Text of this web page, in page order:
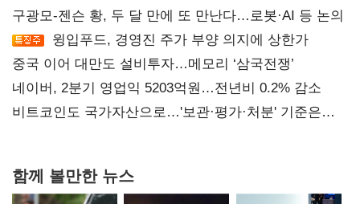
구광모-젠슨 황, 두 달 만에 또 만난다…로봇·AI 등 논의
윙입푸드, 경영진 주가 부양 의지에 상한가
중국 이어 대만도 설비투자…메모리 ‘삼국전쟁’
네이버, 2분기 영업익 5203억원…전년비 0.2% 감소
비트코인도 국가자산으로…'보관·평가·처분' 기준은
함께 볼만한 뉴스